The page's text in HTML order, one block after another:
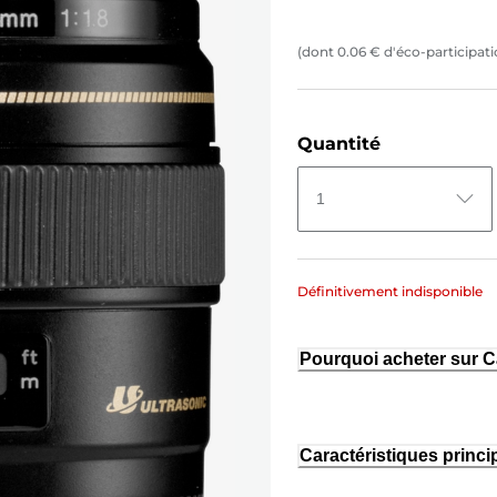
(dont 0.06 € d'éco-
Quantité
1
Définitivement indisponible
Pourquoi acheter sur
Caractéristiques